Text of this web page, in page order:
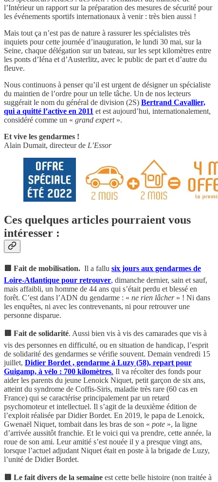
l’Intérieur un rapport sur la préparation des mesures de sécurité pour
les événements sportifs internationaux à venir : très bien aussi !
Mais tout ça n’est pas de nature à rassurer les spécialistes très
inquiets pour cette journée d’inauguration, le lundi 30 mai, sur la
Seine, chaque délégation sur un bateau, sur les sept kilomètres entre
les ponts d’Iéna et d’Austerlitz, avec le public de part et d’autre du
fleuve.
Nous continuons à penser qu’il est urgent de désigner un spécialiste
du maintien de l’ordre pour un telle tâche. Un de nos lecteurs
suggérait le nom du général de division (2S) Bertrand Cavallier,
qui a quitté l’active en 2011 et est aujourd’hui, internationalement,
considéré comme un « grand expert ».
Et vive les gendarmes !
Alain Dumait, directeur de L’Essor
Ces quelques articles pourraient vous
intéresser :
🟥 Fait de mobilisation. Il a fallu six jours aux gendarmes de
Loire-Atlantique pour retrouver, dimanche dernier, sain et sauf,
mais affaibli, un homme de 44 ans qui s’était perdu et blessé en
forêt. C’est dans l’ADN du gendarme : « ne rien lâcher» ! Ni dans
les enquêtes, ni avec les contrevenants, ni pour retrouver une
personne disparue.
🟥 Fait de solidarité. Aussi bien vis à vis des camarades que vis à
vis des personnes en difficulté, ou en situation de handicap, l’esprit
de solidarité des gendarmes se vérifie souvent. Demain vendredi 15
juillet, Didier Bordet , gendarme à Luzy (58), repart pour
Guigamp, à vélo : 700 kilomètres. Il va récolter des fonds pour
aider les parents du jeune Lenoick Niquet, petit garçon de six ans,
atteint du syndrome de Coffis-Siris, maladie très rare (60 cas en
France) qui se caractérise principalement par un retard
psychomoteur et intellectuel. Il s’agit de la deuxième édition de
l’exploit réalisée par Didier Bordet. En 2019, le papa de Lenoick,
Gwenaël Niquet, tombait dans les bras de son « pote », la ligne
d’arrivée aussitôt franchie. Et le voici qui va prendre, cette année, la
roue de son ami. Leur amitié s’est nouée il y a presque vingt ans,
lorsque l’actuel adjudant Niquet était en poste à la brigade de Luzy,
l’unité de Didier Bordet.
🟥 Le fait divers de la semaine est cette belle histoire (non traitée à